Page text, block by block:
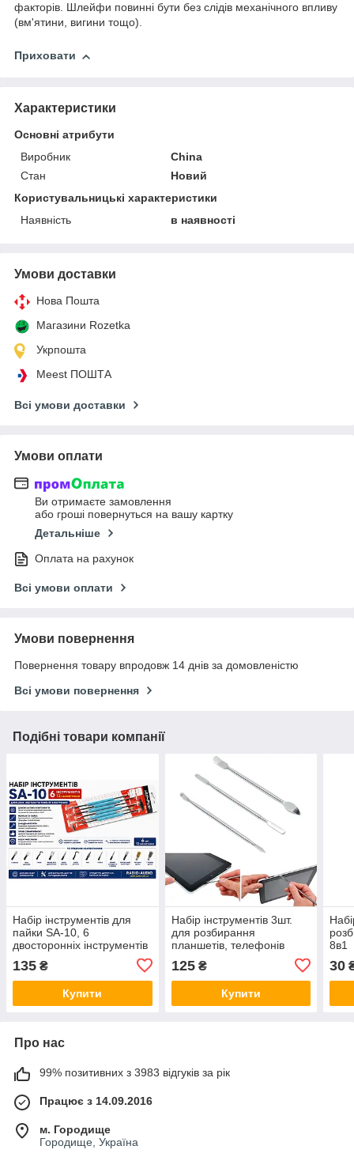
факторів. Шлейфи повинні бути без слідів механічного впливу
(вм'ятини, вигини тощо).
Приховати
Характеристики
Основні атрибути
Виробник
China
Стан
Новий
Користувальницькі характеристики
Наявність
в наявності
Умови доставки
Нова Пошта
Магазини Rozetka
Укрпошта
Meest ПОШТА
Всі умови доставки
Умови оплати
Ви отримаєте замовлення
або гроші повернуться на вашу картку
Детальніше
Оплата на рахунок
Всі умови оплати
Умови повернення
Повернення товару впродовж 14 днів за домовленістю
Всі умови повернення
Подібні товари компанії
Набір інструментів для
пайки SA-10, 6
двосторонніх інструментів
для монтажу та ремонту
електроніки
135 ₴
Купити
Набір інструментів 3шт.
для розбирання
планшетів, телефонів
125₴
Купити
8в1
30
Про нас
99% позитивних з 3983 відгуків за рік
Працює з 14.09.2016
м. Городище
Городище, Україна